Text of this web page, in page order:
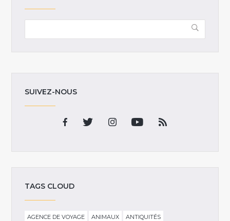
SUIVEZ-NOUS
TAGS CLOUD
AGENCE DE VOYAGE ANIMAUX
ANTIQUITÉS